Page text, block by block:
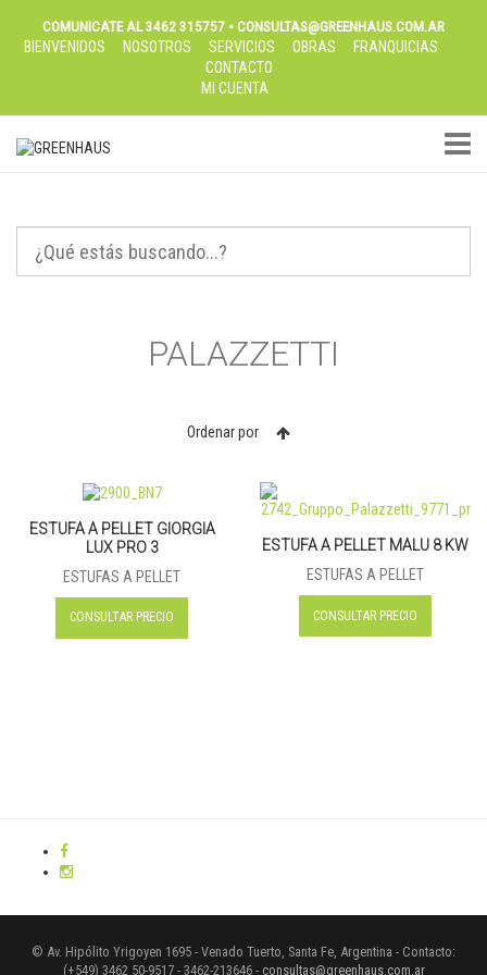
COMUNICATE AL 3462 315757 • CONSULTAS@GREENHAUS.COM.AR
BIENVENIDOS NOSOTROS SERVICIOS OBRAS
FRANQUICIAS
CONTACTO
MI CUENTA
PALAZZETTI
Ordenar por
ESTUFA A PELLET GIORGIA
LUX PRO 3
ESTUFAS A PELLET
CONSULTAR PRECIO
ESTUFA A PELLET MALU 8 KW
ESTUFAS A PELLET
CONSULTAR PRECIO
© Av. Hipólito Yrigoyen 1695 - Venado Tuerto, Santa Fe, Argentina - Contacto:
(+549) 3462 50-9517 - 3462-213646 - consultas@greenhaus.com.ar